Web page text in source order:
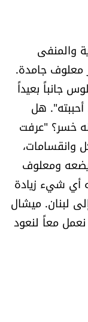
والمنفى
معلوف جامدة.
جانباً بعيداً
هل
خسر؟ "عرفت
وانقسامات،
يضعه ومعلوف
أي شيء زيادة
لبنان. ميشال
معاً لنعود